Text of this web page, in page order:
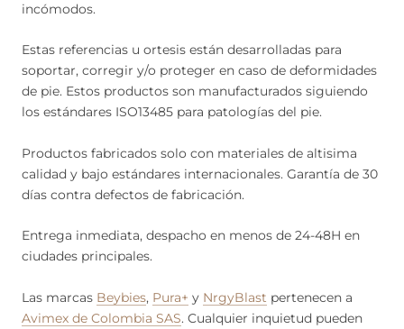
incómodos.
Estas referencias u ortesis están desarrolladas para
soportar, corregir y/o proteger en caso de deformidades
de pie. Estos productos son manufacturados siguiendo
los estándares ISO13485 para patologías del pie.
Productos fabricados solo con materiales de altisima
calidad y bajo estándares internacionales. Garantía de 30
días contra defectos de fabricación.
Entrega inmediata, despacho en menos de 24-48H en
ciudades principales.
Las marcas Beybies, Pura+ y NrgyBlast pertenecen a
Avimex de Colombia SAS. Cualquier inquietud pueden